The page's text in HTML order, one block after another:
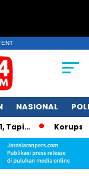
NASIONAL
Tapi… Korupsi